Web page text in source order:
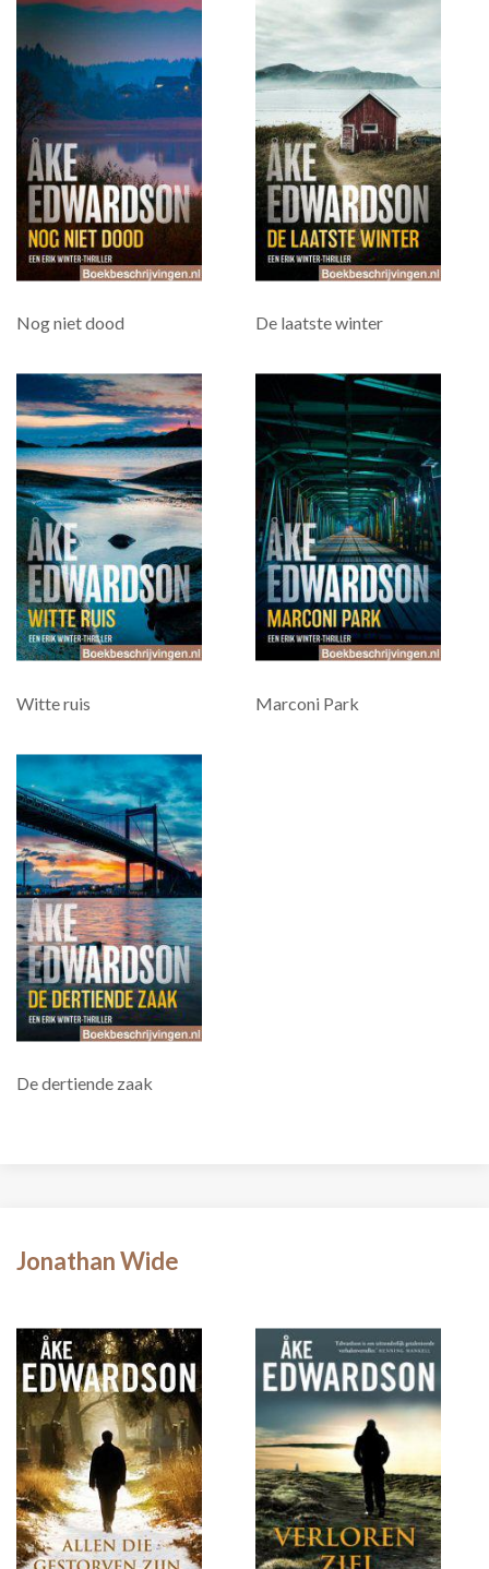
Nog niet dood De laatste winter
Witte ruis Marconi Park
De dertiende zaak
Jonathan Wide